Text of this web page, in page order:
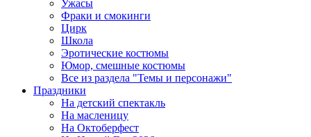
Ужасы
Фраки и смокинги
Цирк
Школа
Эротические костюмы
Юмор, смешные костюмы
Все из раздела "Темы и персонажи"
Праздники
На детский спектакль
На масленицу
На Октоберфест